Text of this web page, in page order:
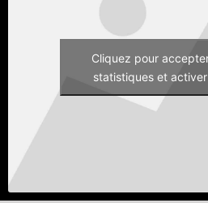
Cliquez pour
statistiques et